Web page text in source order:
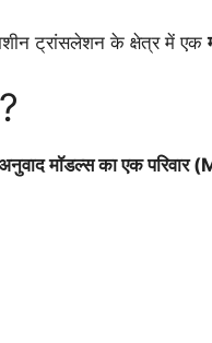
ट्रांसलेशन के क्षेत्र में एक
मॉडल्स का एक